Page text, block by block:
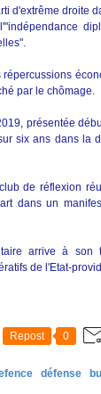
d'extrême droite
par le chômage.
présentée
six ans dans la
de réflexion
dans un
arrive à son
de l'Etat-
Repost 0
défense